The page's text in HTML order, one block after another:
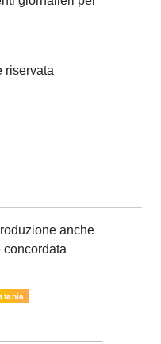
riservata
anche
concordata